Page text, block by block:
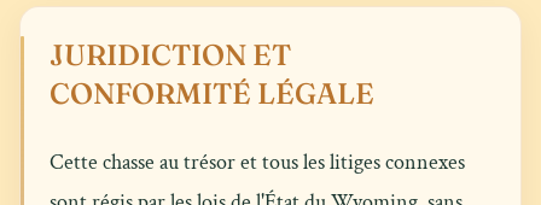
JURIDICTION ET
CONFORMITÉ LÉGALE
Cette chasse au trésor et tous les litiges connexes